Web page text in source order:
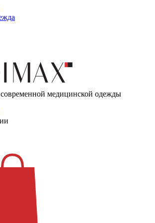
медицинской одежды